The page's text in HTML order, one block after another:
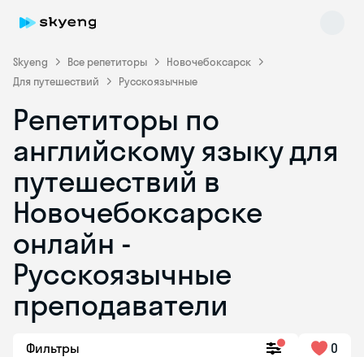
Skyeng Все репетиторы
Новочебоксарск
Для путешествий
Русскоязычные
Репетиторы по
английскому языку для
путешествий в
Новочебоксарске
онлайн -
Русскоязычные
преподаватели
Фильтры 0
Skyeng Chat